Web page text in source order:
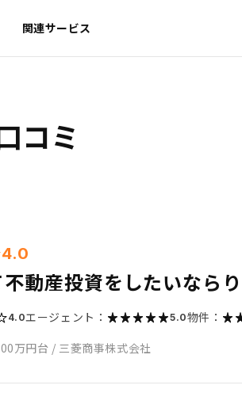
関連サービス
コミ
4.0
動産投資をしたいならり
4.0エージェント： 5.0物件：
万円台 / 三菱商事株式会社